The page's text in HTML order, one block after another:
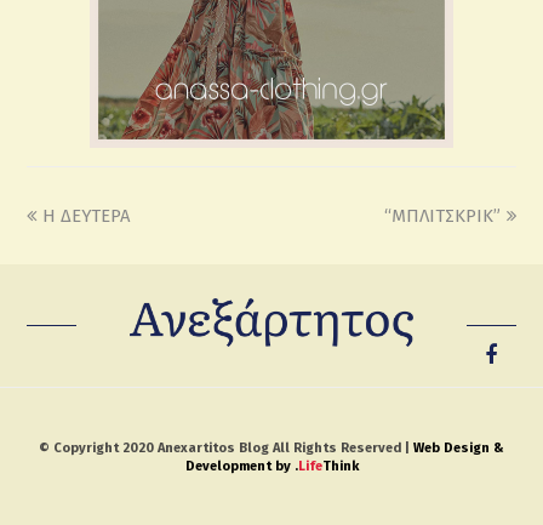
H ΔΕΥΤΕΡΑ “ΜΠΛΙΤΣΚΡΙΚ”
© Copyright 2020 Anexartitos Blog All Rights Reserved | Web Design &
Development by .LifeThink